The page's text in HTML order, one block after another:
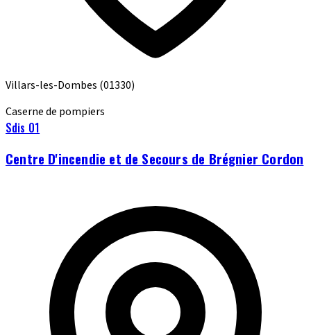
Villars-les-Dombes (01330)
Caserne de pompiers
Sdis 01
Centre D'incendie et de Secours de Brégnier Cordon